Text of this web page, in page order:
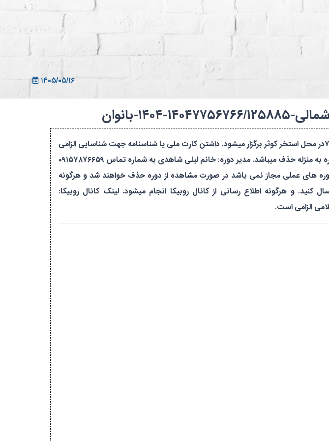
فدراسیون
۱۴۰۵/۰۵/۱۶
آزمون ورودی مربیگری شنادرجه ۲ جنسیت:بانوان این آزمون در روز ۱۴مهرماه از ساعت۷:۳۰در محل استخر کوثر برگزار میشود. داشتن کارت ملی یا شناسنامه جهت شناسایی الزامی
است . ثبت نام در دوره و حضور افراد دارای بیماری خاص ممنوع میباشد. غیبت در این دوره به منزله حذف میباشد. مدیر دوره: خانم لیلی شاهدی به شماره تماس ۰۹۱۵۷۸۷۶۶۵۹
باردار در دوره های عملی مجاز نمی باشد در صورت مشاهده از دوره حذف خواهند شد و هرگونه
و هرگونه اطلاع رسانی از کانال روبیکا انجام میشود. لینک کانال روبیکا: